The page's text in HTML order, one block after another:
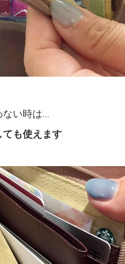
ない時は…
も使えます